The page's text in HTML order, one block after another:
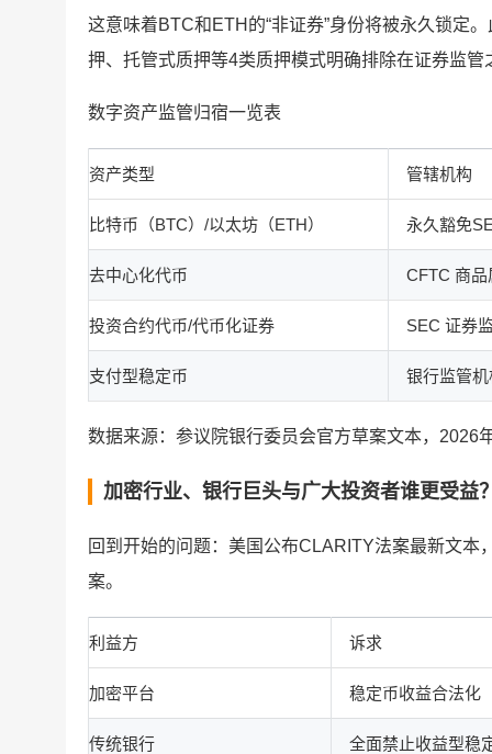
这意味着BTC和ETH的“非证券”身份将被永久锁定
押、托管式质押等4类质押模式明确排除在证券监管
数字资产监管归宿一览表
资产类型 管辖机构
比特币（BTC）/以太坊（ETH） 永久豁免
去中心化代币 CFTC 商品
投资合约代币/代币化证券 SEC 证券
支付型稳定币 银行监管
数据来源：参议院银行委员会官方草案文本，2026
加密行业、银行巨头与广大投资者谁更受益
回到开始的问题：美国公布CLARITY法案最新文
案。
利益方 诉求
加密平台 稳定币收益合法化
传统银行 全面禁止收益型稳